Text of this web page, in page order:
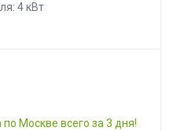
4 кВт
Москве всего за 3 дня!